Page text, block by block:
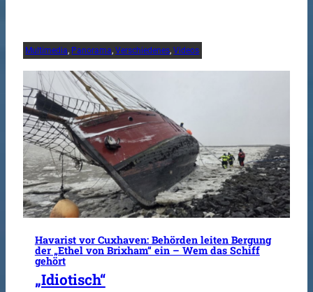
Multimedia, Panorama, Verschiedenes, Videos
Havarist vor Cuxhaven: Behörden leiten Bergung
der „Ethel von Brixham“ ein – Wem das Schiff
gehört
„Idiotisch“